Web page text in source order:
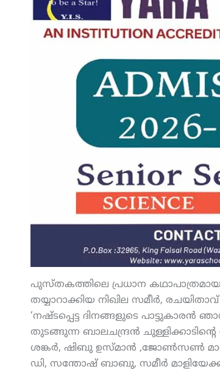
പുസ്തകത്തിലെ പ്രധാന
തയ്യാറാക്കിയ നിഖില സമീര്‍,
‘നഷ്ടപ്പെട്ട ദിനങ്ങളുടെ
തുടങ്ങുന്ന ബാലചന്ദ്രന്‍
ശങ്കര്‍, ഷിബു ഉസ്മാന്‍ ,ജോണ്‍സണ്‍
ഡി, സന്തോഷ് ബാബു, സമീര്‍